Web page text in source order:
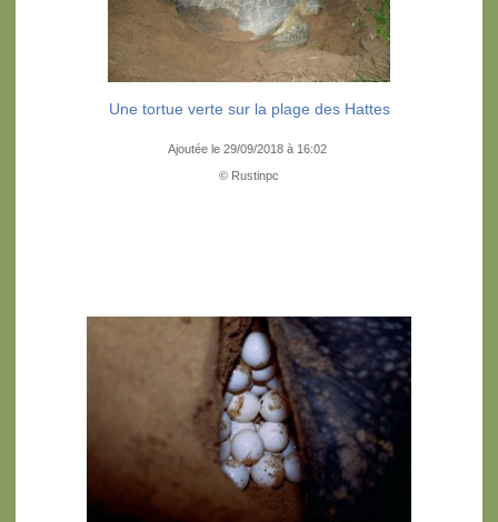
Une tortue verte sur la plage des Hattes
Ajoutée le 29/09/2018 à 16:02
© Rustinpc